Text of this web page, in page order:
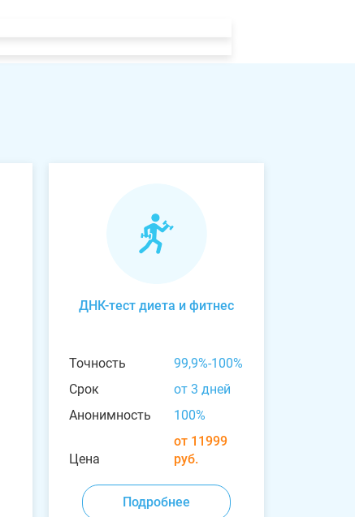
ДНК-тест диета и фитнес
Точность
99,9%-100%
Срок
от 3 дней
Анонимность
100%
Цена
от 11999
руб.
Подробнее